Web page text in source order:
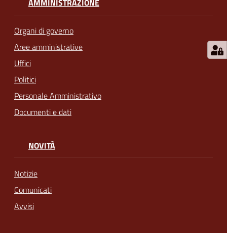
Organi di governo
Aree amministrative
Uffici
Politici
Personale Amministrativo
Documenti e dati
NOVITÀ
Notizie
Comunicati
Avvisi